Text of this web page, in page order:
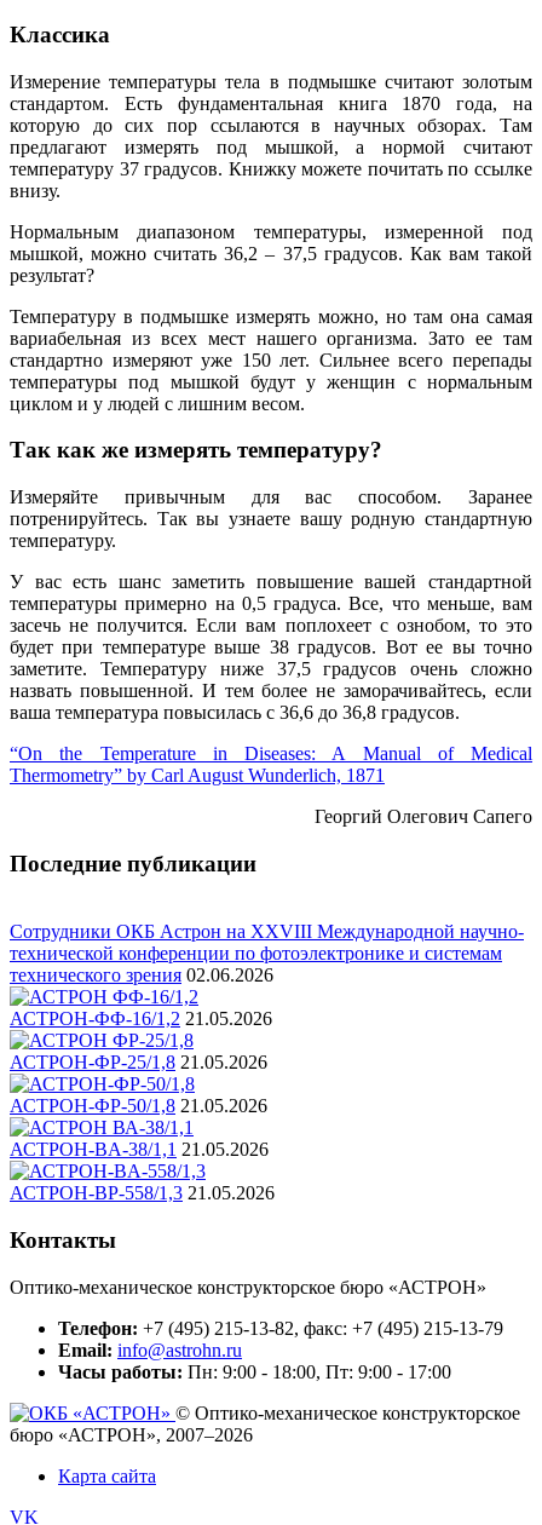
Классика
Измерение температуры тела в подмышке считают золотым
стандартом. Есть фундаментальная книга 1870 года, на
которую до сих пор ссылаются в научных обзорах. Там
предлагают измерять под мышкой, а нормой считают
температуру 37 градусов. Книжку можете почитать по ссылке
внизу.
Нормальным диапазоном температуры, измеренной под
мышкой, можно считать 36,2 – 37,5 градусов. Как вам такой
результат?
Температуру в подмышке измерять можно, но там она самая
вариабельная из всех мест нашего организма. Зато ее там
стандартно измеряют уже 150 лет. Сильнее всего перепады
температуры под мышкой будут у женщин с нормальным
циклом и у людей с лишним весом.
Так как же измерять температуру?
Измеряйте привычным для вас способом. Заранее
потренируйтесь. Так вы узнаете вашу родную стандартную
температуру.
У вас есть шанс заметить повышение вашей стандартной
температуры примерно на 0,5 градуса. Все, что меньше, вам
засечь не получится. Если вам поплохеет с ознобом, то это
будет при температуре выше 38 градусов. Вот ее вы точно
заметите. Температуру ниже 37,5 градусов очень сложно
назвать повышенной. И тем более не заморачивайтесь, если
ваша температура повысилась с 36,6 до 36,8 градусов.
“On the Temperature in Diseases: A Manual of Medical
Thermometry” by Carl August Wunderlich, 1871
Георгий Олегович Сапего
Последние публикации
Сотрудники ОКБ Астрон на XXVIII Международной научно-
технической конференции по фотоэлектронике и системам
технического зрения 02.06.2026
АСТРОН-ФФ-16/1,2 21.05.2026
АСТРОН-ФР-25/1,8 21.05.2026
АСТРОН-ФР-50/1,8 21.05.2026
АСТРОН-BA-38/1,1 21.05.2026
АСТРОН-BР-558/1,3 21.05.2026
Контакты
Оптико-механическое конструкторское бюро «АСТРОН»
Телефон: +7 (495) 215-13-82, факс: +7 (495) 215-13-79
Email: info@astrohn.ru
Часы работы: Пн: 9:00 - 18:00, Пт: 9:00 - 17:00
© Оптико-механическое конструкторское
бюро «АСТРОН», 2007–2026
Карта сайта
VK